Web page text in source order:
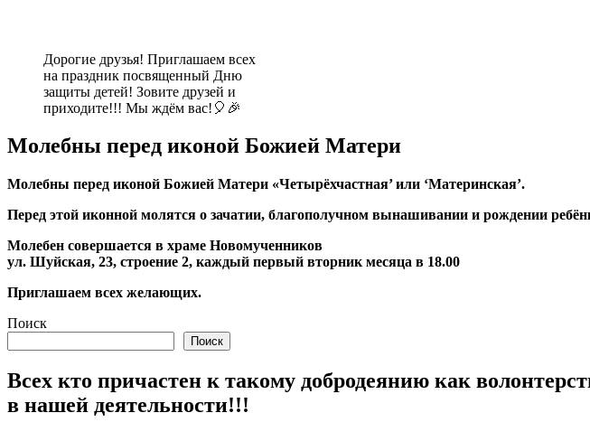
Дорогие друзья! Приглашаем всех
на праздник посвященный Дню
защиты детей! Зовите друзей и
приходите!!! Мы ждём вас!🎈🎉
Молебны перед иконой Божией Матери
Молебны перед иконой Божией Матери «Четырёхчастная’ или ‘Материнская’.
Перед этой иконной молятся о зачатии, благополучном вынашивании и рождении
Молебен совершается в храме Новомученников
ул. Шуйская, 23, строение 2, каждый первый вторник месяца в 18.00
Приглашаем всех желающих.
Поиск
Поиск
Всех кто причастен к такому добродеянию как
в нашей деятельности!!!